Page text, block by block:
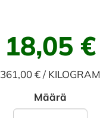
18,05 €
361,00 € / KILOGRAM
Määrä